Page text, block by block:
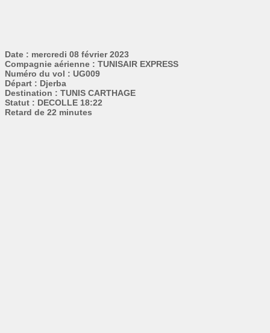
Date : mercredi 08 février 2023
Compagnie aérienne : TUNISAIR EXPRESS
Numéro du vol : UG009
Départ : Djerba
Destination : TUNIS CARTHAGE
Statut : DECOLLE 18:22
Retard de 22 minutes